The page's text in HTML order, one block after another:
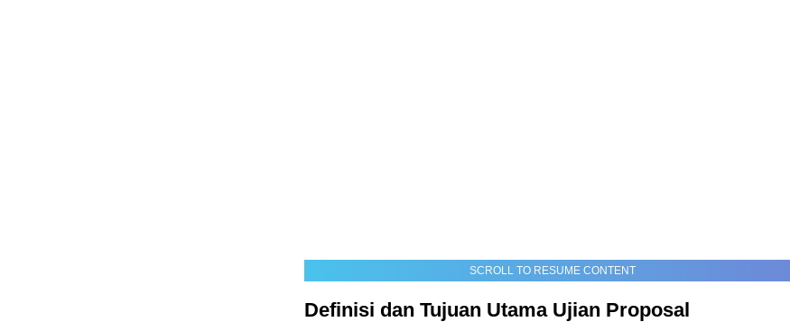
SCROLL TO RESUME CONTENT
Definisi dan Tujuan Utama Ujian Proposal